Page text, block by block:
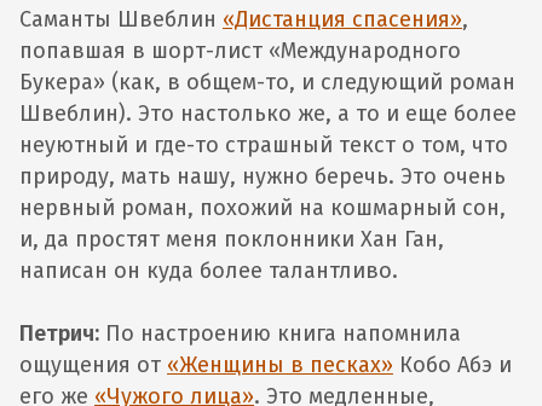
Саманты Швеблин «Дистанция спасения»,
попавшая в шорт-лист «Международного
Букера» (как, в общем-то, и следующий роман
Швеблин). Это настолько же, а то и еще более
неуютный и где-то страшный текст о том, что
природу, мать нашу, нужно беречь. Это очень
нервный роман, похожий на кошмарный сон,
и, да простят меня поклонники Хан Ган,
написан он куда более талантливо.
Петрич: По настроению книга напомнила
ощущения от «Женщины в песках» Кобо Абэ и
его же «Чужого лица». Это медленные,